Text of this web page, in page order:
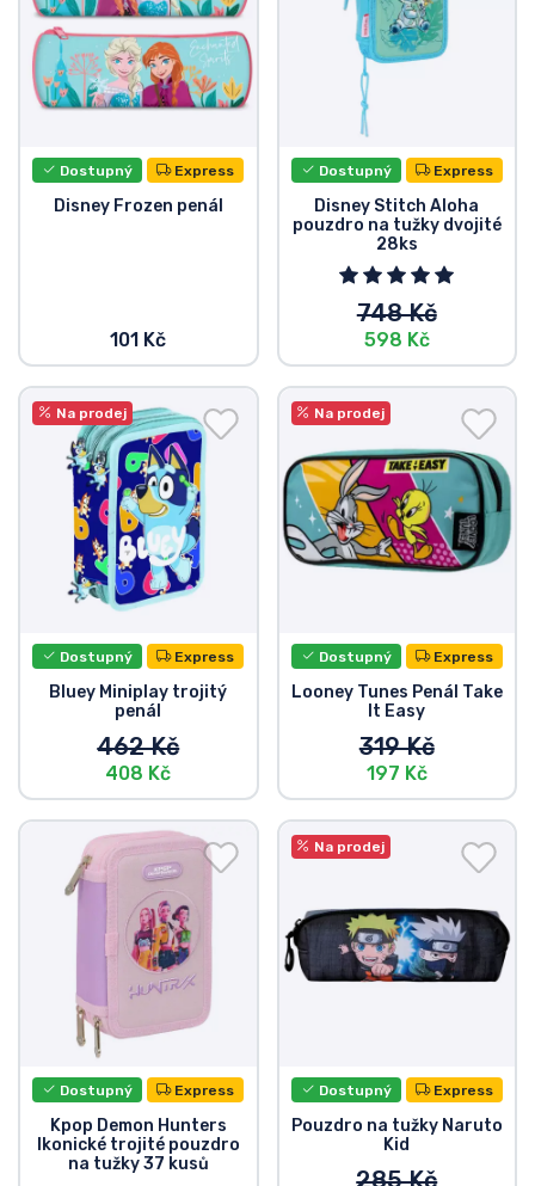
Dostupný Express
Disney Frozen penál
101 Kč
Dostupný Express
Disney Stitch Aloha
pouzdro na tužky dvojité
28ks
748 Kč
598 Kč
Na prodej
Dostupný Express
Bluey Miniplay trojitý
penál
462 Kč
408 Kč
Na prodej
Dostupný Express
Looney Tunes Penál Take
It Easy
319 Kč
197 Kč
Dostupný Express
Kpop Demon Hunters
Ikonické trojité pouzdro
na tužky 37 kusů
Na prodej
Dostupný Express
Pouzdro na tužky Naruto
Kid
285 Kč